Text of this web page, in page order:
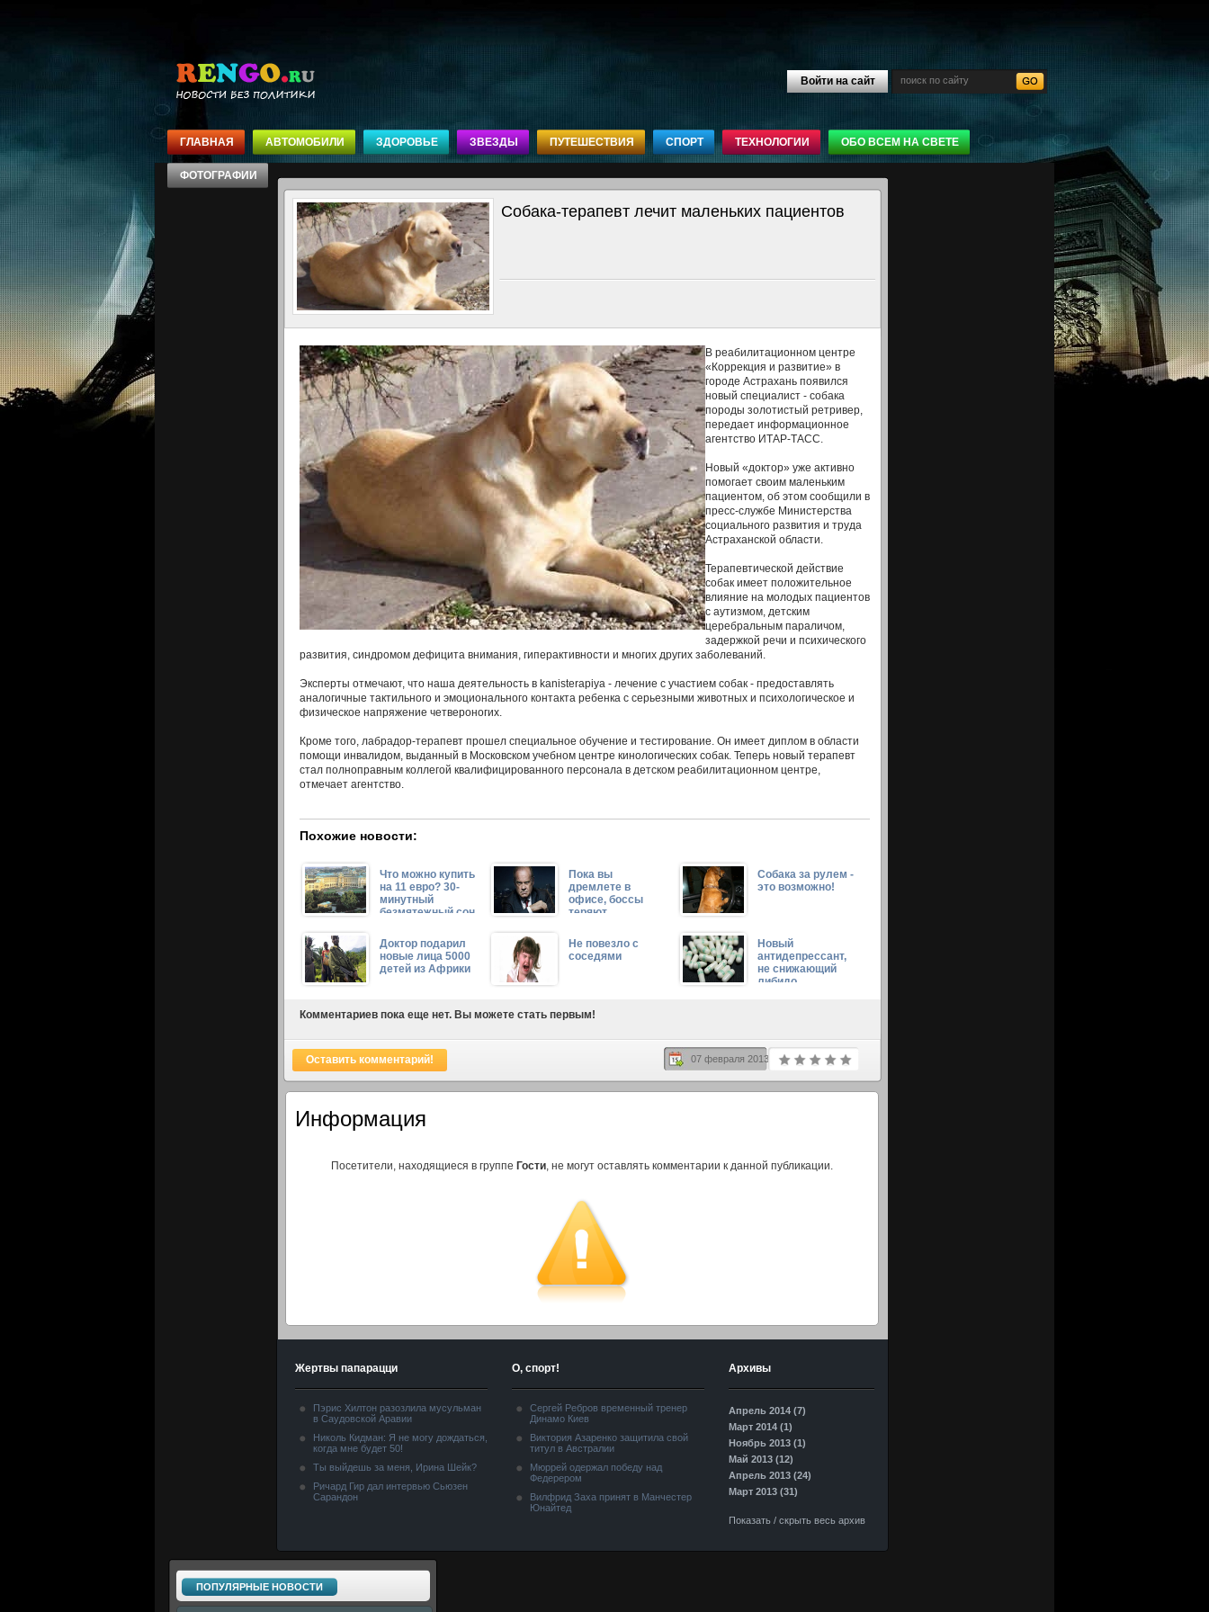
Войти на сайт
ГЛАВНАЯ АВТОМОБИЛИ ЗДОРОВЬЕ ЗВЕЗДЫ ПУТЕШЕСТВИЯ СПОРТ ТЕХНОЛОГИИ ОБО ВСЕМ НА СВЕТЕ
ФОТОГРАФИИ
Собака-терапевт лечит маленьких пациентов
В реабилитационном центре
«Коррекция и развитие» в
городе Астрахань появился
новый специалист - собака
породы золотистый ретривер,
передает информационное
агентство ИТАР-ТАСС.
Новый «доктор» уже активно
помогает своим маленьким
пациентом, об этом сообщили в
пресс-службе Министерства
социального развития и труда
Астраханской области.
Терапевтической действие
собак имеет положительное
влияние на молодых пациентов
с аутизмом, детским
церебральным параличом,
задержкой речи и психического
развития, синдромом дефицита внимания, гиперактивности и многих других заболеваний.
Эксперты отмечают, что наша деятельность в kanisterapiya - лечение с участием собак - предоставлять
аналогичные тактильного и эмоционального контакта ребенка с серьезными животных и психологическое и
физическое напряжение четвероногих.
Кроме того, лабрадор-терапевт прошел специальное обучение и тестирование. Он имеет диплом в области
помощи инвалидом, выданный в Московском учебном центре кинологических собак. Теперь новый терапевт
стал полноправным коллегой квалифицированного персонала в детском реабилитационном центре,
отмечает агентство.
Похожие новости:
Что можно купить
на 11 евро? 30-
минутный
безмятежный сон
Пока вы
дремлете в
офисе, боссы
теряют
Собака за рулем -
это возможно!
Доктор подарил
новые лица 5000
детей из Африки
Не повезло с
соседями
Новый
антидепрессант,
не снижающий
либидо
Комментариев пока еще нет. Вы можете стать первым!
Оставить комментарий! 07 февраля 2013
Информация
Посетители, находящиеся в группе Гости, не могут оставлять комментарии к данной публикации.
Жертвы папарацци
Пэрис Хилтон разозлила мусульман
в Саудовской Аравии
Николь Кидман: Я не могу дождаться,
когда мне будет 50!
Ты выйдешь за меня, Ирина Шейк?
Ричард Гир дал интервью Сьюзен
Сарандон
О, спорт!
Сергей Ребров временный тренер
Динамо Киев
Виктория Азаренко защитила свой
титул в Австралии
Мюррей одержал победу над
Федерером
Вилфрид Заха принят в Манчестер
Юнайтед
Архивы
Апрель 2014 (7)
Март 2014 (1)
Ноябрь 2013 (1)
Май 2013 (12)
Апрель 2013 (24)
Март 2013 (31)
Показать / скрыть весь архив
ПОПУЛЯРНЫЕ НОВОСТИ